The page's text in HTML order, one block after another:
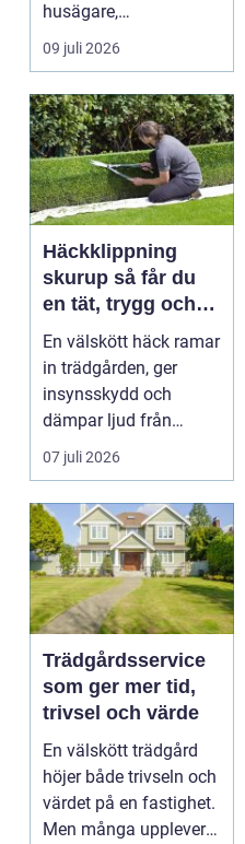
husägare,
bostadsrättsföreningar
och ...
09 juli 2026
Häckklippning
skurup så får du
en tät, trygg och
snygg häck året
runt
En välskött häck ramar
in trädgården, ger
insynsskydd och
dämpar ljud från
vägen. Samtidigt kan
häck...
07 juli 2026
Trädgårdsservice
som ger mer tid,
trivsel och värde
En välskött trädgård
höjer både trivseln och
värdet på en fastighet.
Men många upplever